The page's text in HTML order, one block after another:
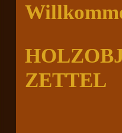
ZETTEL